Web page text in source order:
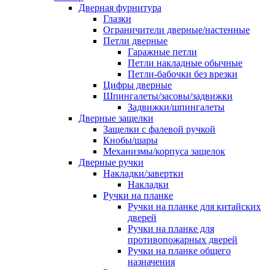
Дверная фурнитура
Глазки
Ограничители дверные/настенные
Петли дверные
Гаражные петли
Петли накладные обычные
Петли-бабочки без врезки
Цифры дверные
Шпингалеты/засовы/задвижки
Задвижки/шпингалеты
Дверные защелки
Защелки с фалевой ручкой
Кнобы/шары
Механизмы/корпуса защелок
Дверные ручки
Накладки/завертки
Накладки
Ручки на планке
Ручки на планке для китайских
дверей
Ручки на планке для
противопожарных дверей
Ручки на планке общего
назначения